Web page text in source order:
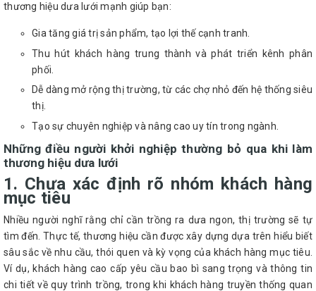
thương hiệu dưa lưới mạnh giúp bạn:
Gia tăng giá trị sản phẩm, tạo lợi thế cạnh tranh.
Thu hút khách hàng trung thành và phát triển kênh phân
phối.
Dễ dàng mở rộng thị trường, từ các chợ nhỏ đến hệ thống siêu
thị.
Tạo sự chuyên nghiệp và nâng cao uy tín trong ngành.
Những điều người khởi nghiệp thường bỏ qua khi làm
thương hiệu dưa lưới
1. Chưa xác định rõ nhóm khách hàng
mục tiêu
Nhiều người nghĩ rằng chỉ cần trồng ra dưa ngon, thị trường sẽ tự
tìm đến. Thực tế, thương hiệu cần được xây dựng dựa trên hiểu biết
sâu sắc về nhu cầu, thói quen và kỳ vọng của khách hàng mục tiêu.
Ví dụ, khách hàng cao cấp yêu cầu bao bì sang trọng và thông tin
chi tiết về quy trình trồng, trong khi khách hàng truyền thống quan